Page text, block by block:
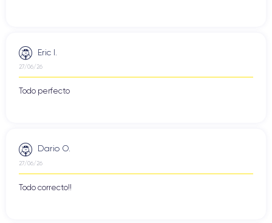
Eric I.
27/06/26
Todo perfecto
Dario O.
27/06/26
Todo correcto!!